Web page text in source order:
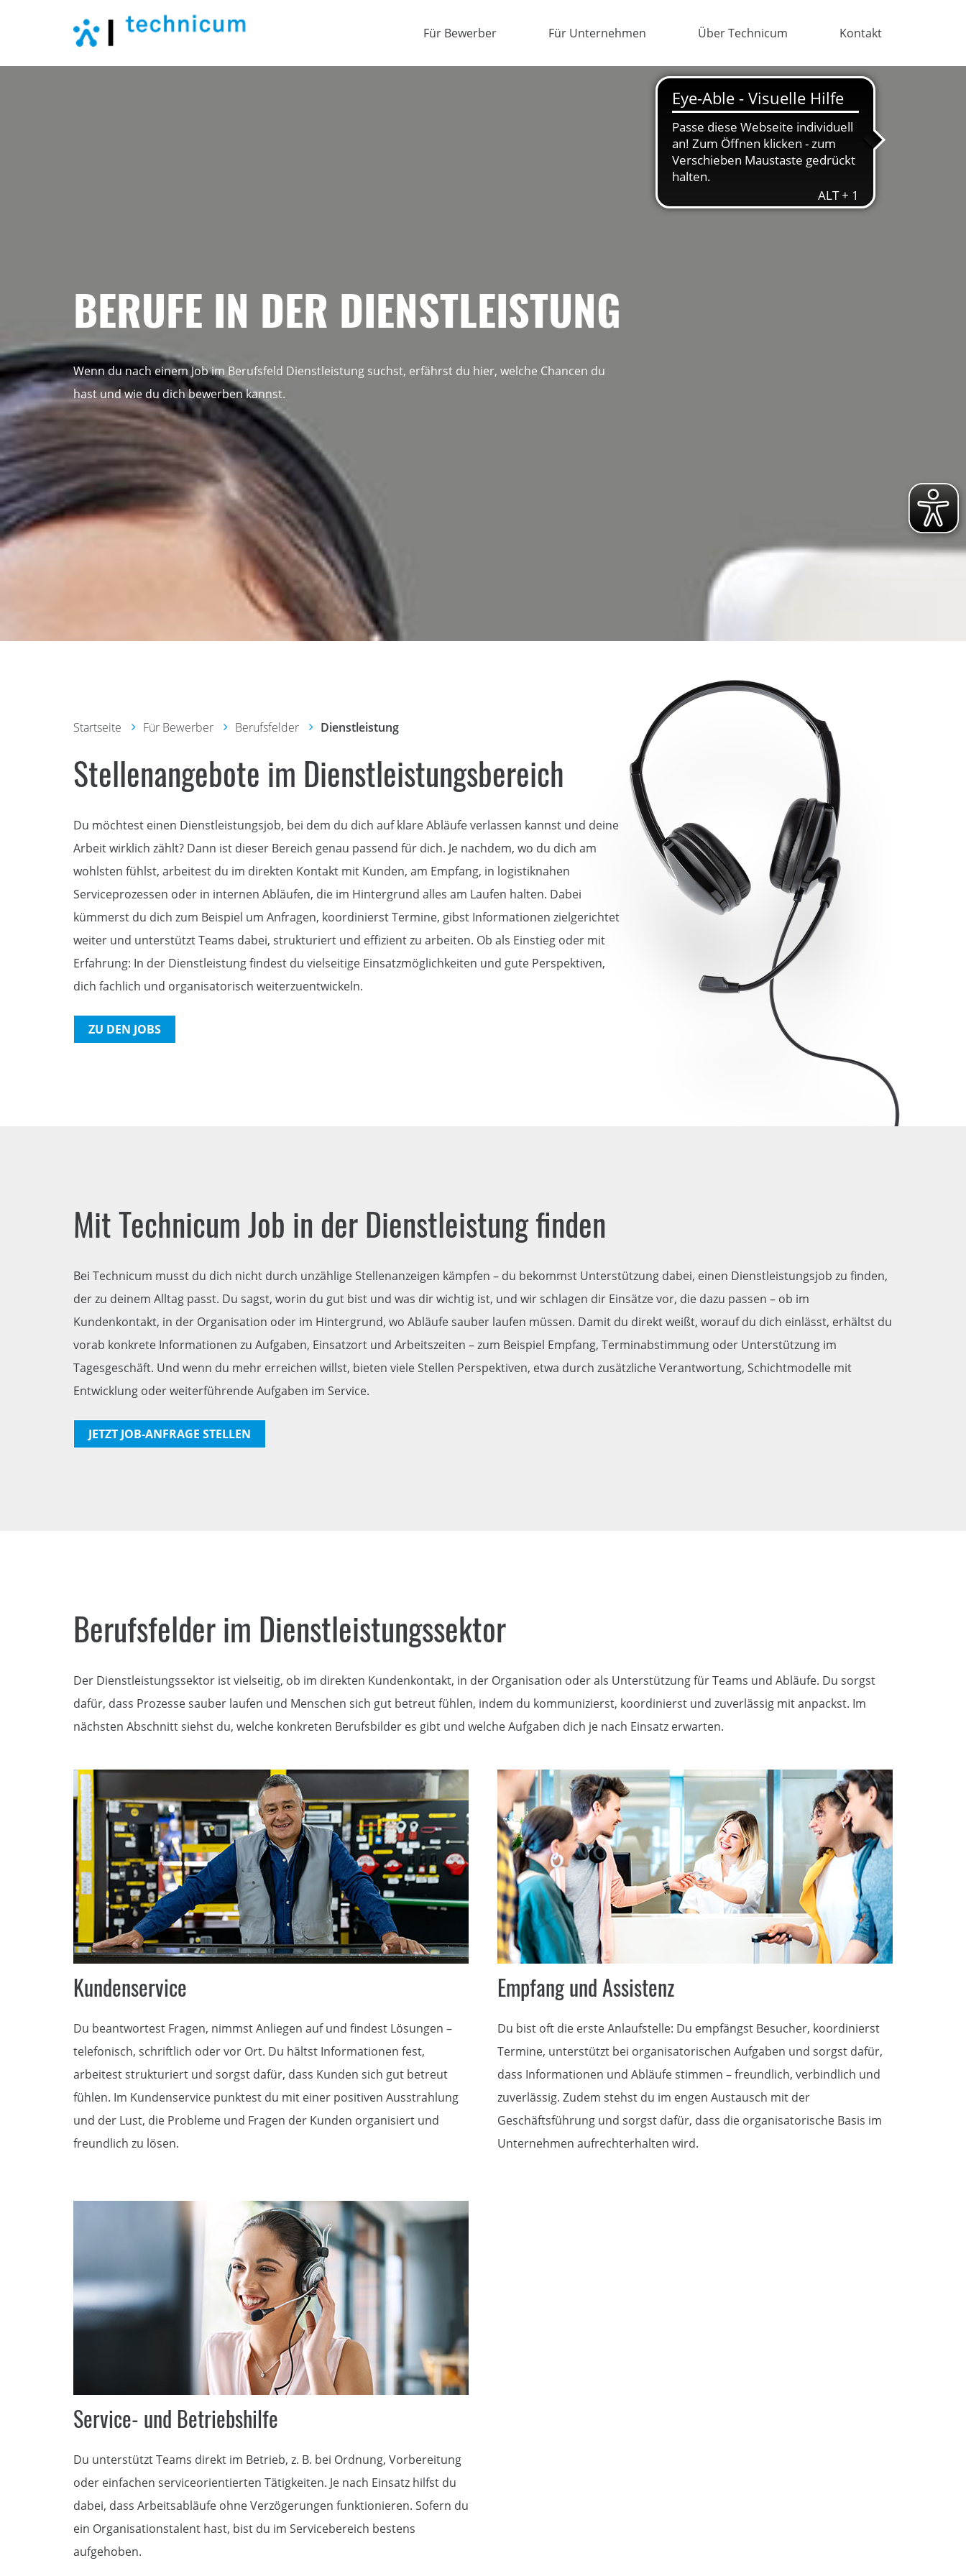
Für Bewerber Für Unternehmen Über Technicum Kontakt
BERUFE IN DER DIENSTLEISTUNG
Wenn du nach einem Job im Berufsfeld Dienstleistung suchst, erfährst du hier, welche Chancen du
hast und wie du dich bewerben kannst.
Startseite Für Bewerber Berufsfelder Dienstleistung
Stellenangebote im Dienstleistungsbereich
Du möchtest einen Dienstleistungsjob, bei dem du dich auf klare Abläufe verlassen kannst und deine
Arbeit wirklich zählt? Dann ist dieser Bereich genau passend für dich. Je nachdem, wo du dich am
wohlsten fühlst, arbeitest du im direkten Kontakt mit Kunden, am Empfang, in logistiknahen
Serviceprozessen oder in internen Abläufen, die im Hintergrund alles am Laufen halten. Dabei
kümmerst du dich zum Beispiel um Anfragen, koordinierst Termine, gibst Informationen zielgerichtet
weiter und unterstützt Teams dabei, strukturiert und effizient zu arbeiten. Ob als Einstieg oder mit
Erfahrung: In der Dienstleistung findest du vielseitige Einsatzmöglichkeiten und gute Perspektiven,
dich fachlich und organisatorisch weiterzuentwickeln.
ZU DEN JOBS
Mit Technicum Job in der Dienstleistung finden
Bei Technicum musst du dich nicht durch unzählige Stellenanzeigen kämpfen – du bekommst Unterstützung dabei, einen Dienstleistungsjob zu finden,
der zu deinem Alltag passt. Du sagst, worin du gut bist und was dir wichtig ist, und wir schlagen dir Einsätze vor, die dazu passen – ob im
Kundenkontakt, in der Organisation oder im Hintergrund, wo Abläufe sauber laufen müssen. Damit du direkt weißt, worauf du dich einlässt, erhältst du
vorab konkrete Informationen zu Aufgaben, Einsatzort und Arbeitszeiten – zum Beispiel Empfang, Terminabstimmung oder Unterstützung im
Tagesgeschäft. Und wenn du mehr erreichen willst, bieten viele Stellen Perspektiven, etwa durch zusätzliche Verantwortung, Schichtmodelle mit
Entwicklung oder weiterführende Aufgaben im Service.
JETZT JOB-ANFRAGE STELLEN
Berufsfelder im Dienstleistungssektor
Der Dienstleistungssektor ist vielseitig, ob im direkten Kundenkontakt, in der Organisation oder als Unterstützung für Teams und Abläufe. Du sorgst
dafür, dass Prozesse sauber laufen und Menschen sich gut betreut fühlen, indem du kommunizierst, koordinierst und zuverlässig mit anpackst. Im
nächsten Abschnitt siehst du, welche konkreten Berufsbilder es gibt und welche Aufgaben dich je nach Einsatz erwarten.
Kundenservice
Du beantwortest Fragen, nimmst Anliegen auf und findest Lösungen –
telefonisch, schriftlich oder vor Ort. Du hältst Informationen fest,
arbeitest strukturiert und sorgst dafür, dass Kunden sich gut betreut
fühlen. Im Kundenservice punktest du mit einer positiven Ausstrahlung
und der Lust, die Probleme und Fragen der Kunden organisiert und
freundlich zu lösen.
Empfang und Assistenz
Du bist oft die erste Anlaufstelle: Du empfängst Besucher, koordinierst
Termine, unterstützt bei organisatorischen Aufgaben und sorgst dafür,
dass Informationen und Abläufe stimmen – freundlich, verbindlich und
zuverlässig. Zudem stehst du im engen Austausch mit der
Geschäftsführung und sorgst dafür, dass die organisatorische Basis im
Unternehmen aufrechterhalten wird.
Service- und Betriebshilfe
Du unterstützt Teams direkt im Betrieb, z. B. bei Ordnung, Vorbereitung
oder einfachen serviceorientierten Tätigkeiten. Je nach Einsatz hilfst du
dabei, dass Arbeitsabläufe ohne Verzögerungen funktionieren. Sofern du
ein Organisationstalent hast, bist du im Servicebereich bestens
aufgehoben.